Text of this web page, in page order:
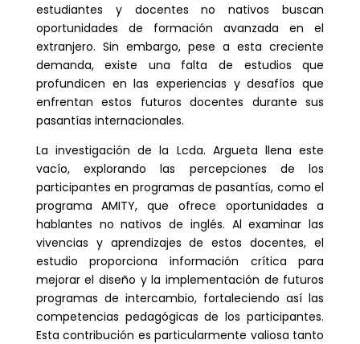
estudiantes y docentes no nativos buscan
oportunidades de formación avanzada en el
extranjero. Sin embargo, pese a esta creciente
demanda, existe una falta de estudios que
profundicen en las experiencias y desafíos que
enfrentan estos futuros docentes durante sus
pasantías internacionales.
La investigación de la Lcda. Argueta llena este
vacío, explorando las percepciones de los
participantes en programas de pasantías, como el
programa AMITY, que ofrece oportunidades a
hablantes no nativos de inglés. Al examinar las
vivencias y aprendizajes de estos docentes, el
estudio proporciona información crítica para
mejorar el diseño y la implementación de futuros
programas de intercambio, fortaleciendo así las
competencias pedagógicas de los participantes.
Esta contribución es particularmente valiosa tanto